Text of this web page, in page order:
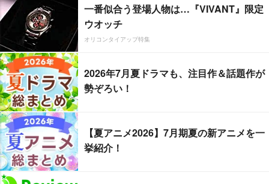
一番似合う登場人物は…『VIVANT』限定
ウオッチ
オリコンタイアップ特集
2026年7月夏ドラマも、注目作＆話題作が
勢ぞろい！
【夏アニメ2026】7月期夏の新アニメを一
挙紹介！